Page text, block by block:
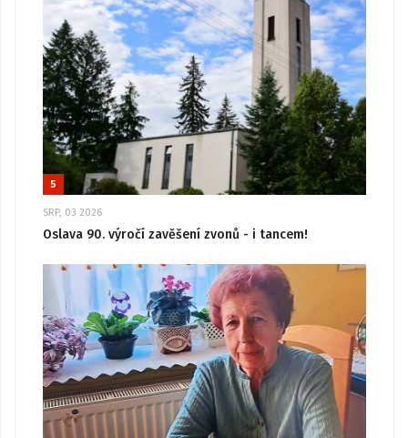
5
SRP, 03 2026
Oslava 90. výročí zavěšení zvonů - i tancem!